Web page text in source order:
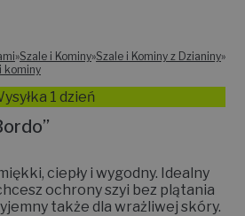
»Szale i Kominy»Szale i Kominy z Dzianiny»
kominy
1 dzień
ciepły i wygodny. Idealny
ochrony szyi bez plątania
także dla wrażliwej skóry.